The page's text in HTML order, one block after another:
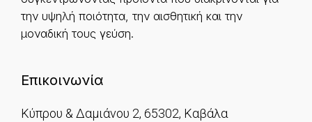
την υψηλή ποιότητα, την αισθητική και την
μοναδική τους γεύση.
Επικοινωνία
Κύπρου & Δαμιάνου 2, 65302, Καβάλα